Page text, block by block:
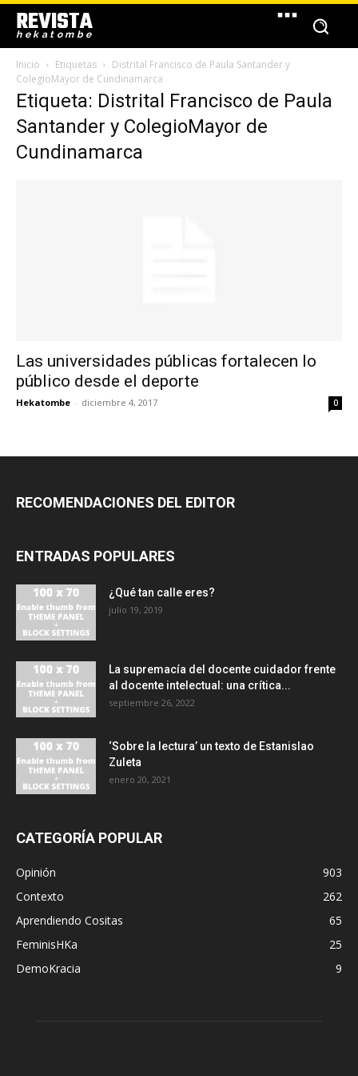
REVISTA
hekatombe
Inicio Etiquetas
Distrital Francisco de Paula Santander y
ColegioMayor de Cundinamarca
Etiqueta: Distrital Francisco de Paula
Santander y ColegioMayor de
Cundinamarca
Las universidades públicas fortalecen lo
público desde el deporte
Hekatombe - diciembre 4, 2017 0
RECOMENDACIONES DEL EDITOR
ENTRADAS POPULARES
¿Qué tan calle eres?
julio 19, 2019
La supremacía del docente cuidador frente
al docente intelectual: una crítica...
septiembre 26, 2022
‘Sobre la lectura’ un texto de Estanislao
Zuleta
enero 20, 2021
CATEGORÍA POPULAR
Opinión
903
Contexto
262
Aprendiendo Cositas
65
FeminisHKa
25
DemoKracia
9